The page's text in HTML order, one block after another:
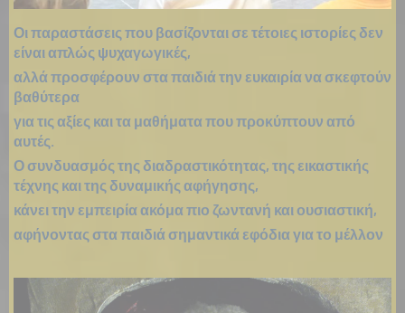
Οι παραστάσεις που βασίζονται σε τέτοιες ιστορίες δεν
είναι απλώς ψυχαγωγικές,
αλλά προσφέρουν στα παιδιά την ευκαιρία να σκεφτούν
βαθύτερα
για τις αξίες και τα μαθήματα που προκύπτουν από
αυτές.
Ο συνδυασμός της διαδραστικότητας, της εικαστικής
τέχνης και της δυναμικής αφήγησης,
κάνει την εμπειρία ακόμα πιο ζωντανή και ουσιαστική,
αφήνοντας στα παιδιά σημαντικά εφόδια για το μέλλον